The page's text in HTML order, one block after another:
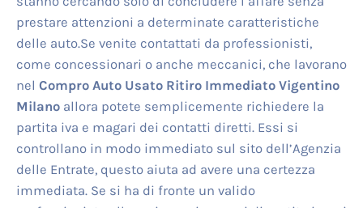
prestare attenzioni a determinate caratteristiche
delle auto.Se venite contattati da professionisti,
come concessionari o anche meccanici, che lavorano
nel Compro Auto Usato Ritiro Immediato Vigentino
Milanoallora potete semplicemente richiedere la
partita iva e magari dei contatti diretti. Essi si
controllano in modo immediato sul sito dell’Agenzia
delle Entrate, questo aiuta ad avere una certezza
immediata. Se si ha di fronte un valido